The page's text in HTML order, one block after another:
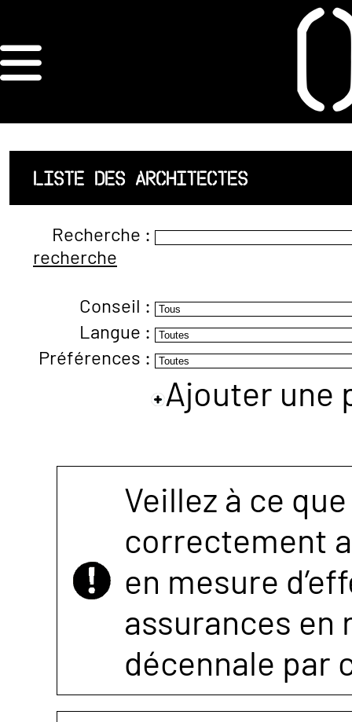
ORDRE DES
ARCHITECTES
ACCUEIL
LISTE DES
ARCHITECTES
JURISPRUDENCE
ANNEXE 4 CODT
LISTE DES ARCHITECTES
Recherche :
recherche
Conseil :
Langue :
Préférences :
Ajouter une
Veillez à ce
correctement
en mesure
assurances
décennale par